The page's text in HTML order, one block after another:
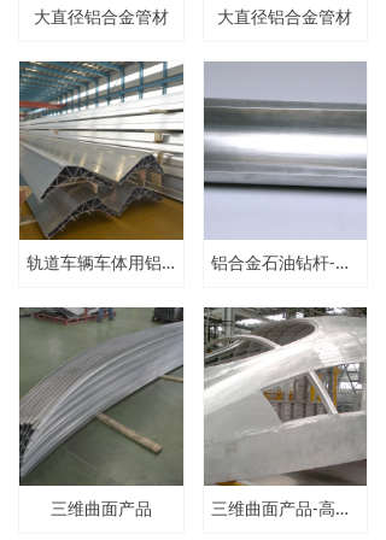
大直径铝合金管材 大直径铝合金管材
轨道车辆车体用铝合金型材 铝合金石油钻杆-剖面
三维曲面产品 三维曲面产品-高速列车司机室